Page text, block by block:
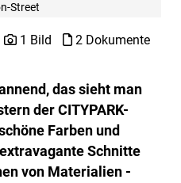
Street
1 Bild 2 Dokumente
das sieht man
der CITYPARK-
Farben und
Schnitte
von Materialien -